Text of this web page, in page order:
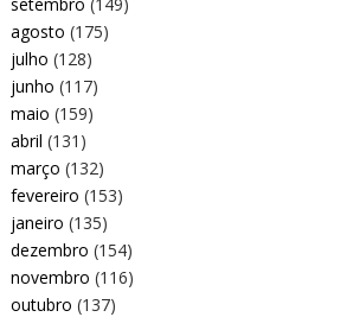
agosto (175)
julho (128)
junho (117)
maio (159)
abril (131)
março (132)
fevereiro (153)
janeiro (135)
dezembro (154)
novembro (116)
outubro (137)